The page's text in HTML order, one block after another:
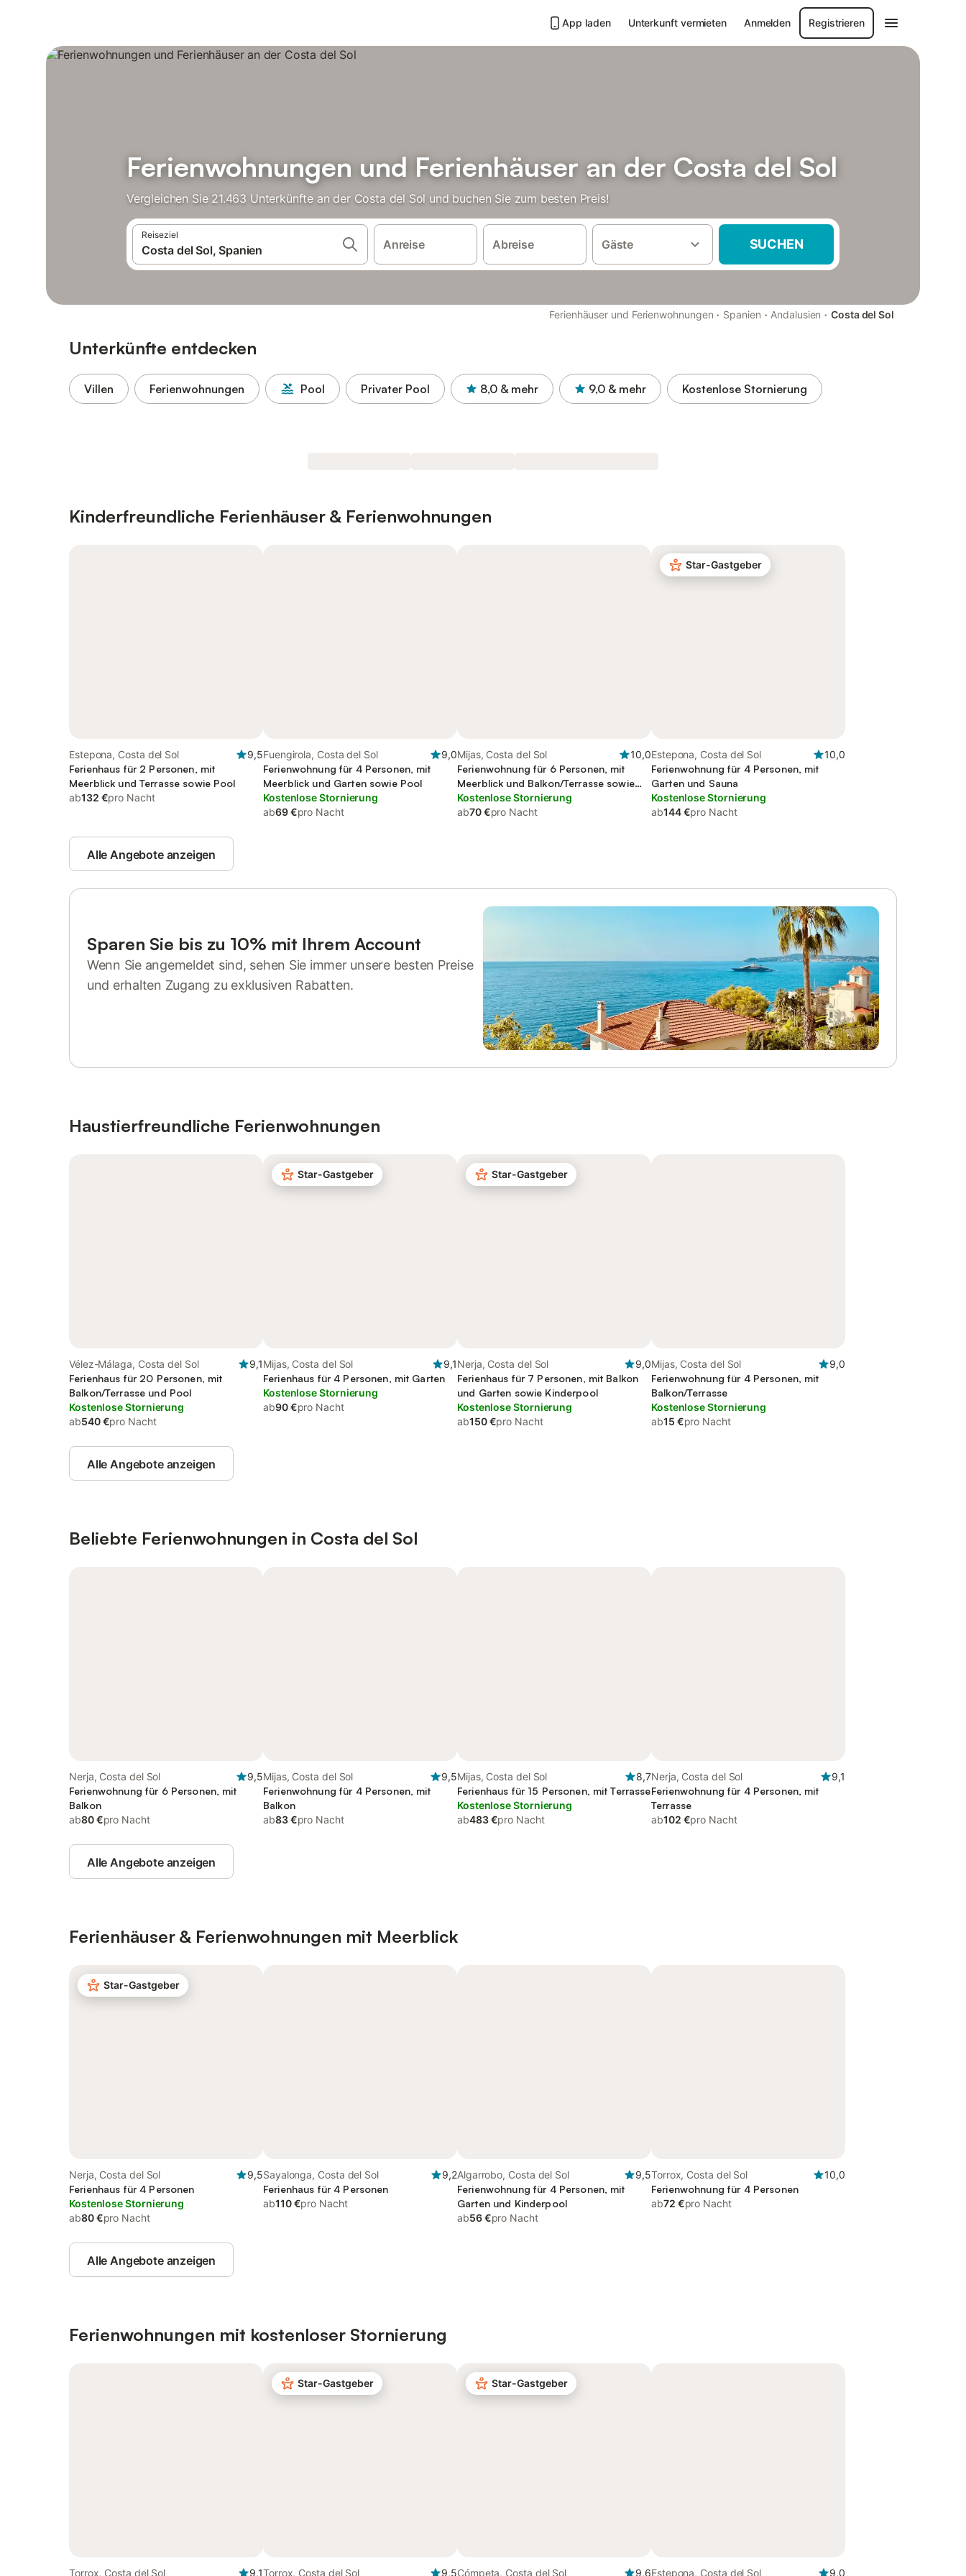
App laden Unterkunft vermieten Anmelden Registrieren
Ferienwohnungen und Ferienhäuser an der Costa del Sol
Vergleichen Sie 21.463 Unterkünfte an der Costa del Sol und buchen Sie zum besten Preis!
Reiseziel
Anreise Abreise Gäste SUCHEN
Ferienhäuser und Ferienwohnungen · Spanien · Andalusien · Costa del Sol
Unterkünfte entdecken
Villen Ferienwohnungen Pool Privater Pool 8,0 & mehr 9,0 & mehr Kostenlose Stornierung
Kinderfreundliche Ferienhäuser & Ferienwohnungen
Estepona, Costa del Sol
9,5
Ferienhaus für 2 Personen, mit
Meerblick und Terrasse sowie Pool
ab132 €pro Nacht
Fuengirola, Costa del Sol
9,0
Ferienwohnung für 4 Personen, mit
Meerblick und Garten sowie Pool
Kostenlose Stornierung
ab69 €pro Nacht
Mijas, Costa del Sol
10,0
Ferienwohnung für 6 Personen, mit
Meerblick und Balkon/Terrasse sowie
Garten
Kostenlose Stornierung
ab70 €pro Nacht
Star-Gastgeber
Estepona, Costa del Sol
10,0
Ferienwohnung für 4 Personen, mit
Garten und Sauna
Kostenlose Stornierung
ab144 €pro Nacht
Alle Angebote anzeigen
Sparen Sie bis zu 10% mit Ihrem Account
Wenn Sie angemeldet sind, sehen Sie immer unsere besten Preise
und erhalten Zugang zu exklusiven Rabatten.
Haustierfreundliche Ferienwohnungen
Vélez-Málaga, Costa del Sol
9,1
Ferienhaus für 20 Personen, mit
Balkon/Terrasse und Pool
Kostenlose Stornierung
ab540 €pro Nacht
Star-Gastgeber
Mijas, Costa del Sol
9,1
Ferienhaus für 4 Personen, mit Garten
Kostenlose Stornierung
ab90 €pro Nacht
Star-Gastgeber
Nerja, Costa del Sol
9,0
Ferienhaus für 7 Personen, mit Balkon
und Garten sowie Kinderpool
Kostenlose Stornierung
ab150 €pro Nacht
Mijas, Costa del Sol
9,0
Ferienwohnung für 4 Personen, mit
Balkon/Terrasse
Kostenlose Stornierung
ab15 €pro Nacht
Alle Angebote anzeigen
Beliebte Ferienwohnungen in Costa del Sol
Nerja, Costa del Sol
9,5
Ferienwohnung für 6 Personen, mit
Balkon
ab80 €pro Nacht
Mijas, Costa del Sol
9,5
Ferienwohnung für 4 Personen, mit
Balkon
ab83 €pro Nacht
Mijas, Costa del Sol
8,7
Ferienhaus für 15 Personen, mit Terrasse
Kostenlose Stornierung
ab483 €pro Nacht
Nerja, Costa del Sol
9,1
Ferienwohnung für 4 Personen, mit
Terrasse
ab102 €pro Nacht
Alle Angebote anzeigen
Ferienhäuser & Ferienwohnungen mit Meerblick
Star-Gastgeber
Nerja, Costa del Sol
9,5
Ferienhaus für 4 Personen
Kostenlose Stornierung
ab80 €pro Nacht
Sayalonga, Costa del Sol
9,2
Ferienhaus für 4 Personen
ab110 €pro Nacht
Algarrobo, Costa del Sol
9,5
Ferienwohnung für 4 Personen, mit
Garten und Kinderpool
ab56 €pro Nacht
Torrox, Costa del Sol
10,0
Ferienwohnung für 4 Personen
ab72 €pro Nacht
Alle Angebote anzeigen
Ferienwohnungen mit kostenloser Stornierung
Torrox, Costa del Sol 9,1
Star-Gastgeber
Torrox, Costa del Sol 9,5
Star-Gastgeber
Cómpeta, Costa del Sol 9,6Estepona, Costa del Sol 9,0